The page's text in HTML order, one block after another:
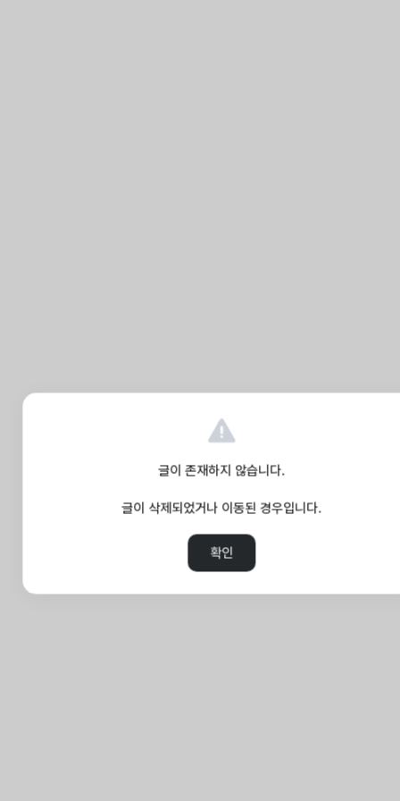
글이 존재하지 않습니다.
글이 삭제되었거나 이동된 경우입니다.
확인